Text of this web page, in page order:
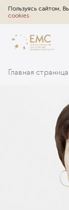
Пользуясь сайтом,
cookies
Главная страница